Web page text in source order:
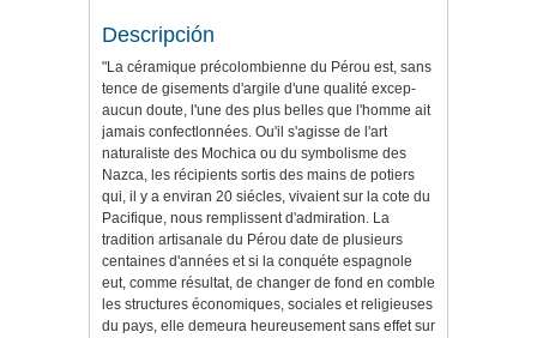
Descripción
"La céramique précolombienne du Pérou est, sans
tence de gisements d'argile d'une qualité excep­
aucun doute, l'une des plus belles que l'homme ait
jamais confectlonnées. Ou'il s'agisse de l'art
naturaliste des Mochica ou du symbolisme des
Nazca, les récipients sortis des mains de potiers
qui, il y a enviran 20 siécles, vivaient sur la cote du
Pacifique, nous remplissent d'admiration. La
tradition artisanale du Pérou date de plu­sieurs
centaines d'années et si la conquéte espa­gnole
eut, comme résultat, de changer de fond en comble
les structures économiques, sociales et religieuses
du pays, elle demeura heureusement sans effet sur